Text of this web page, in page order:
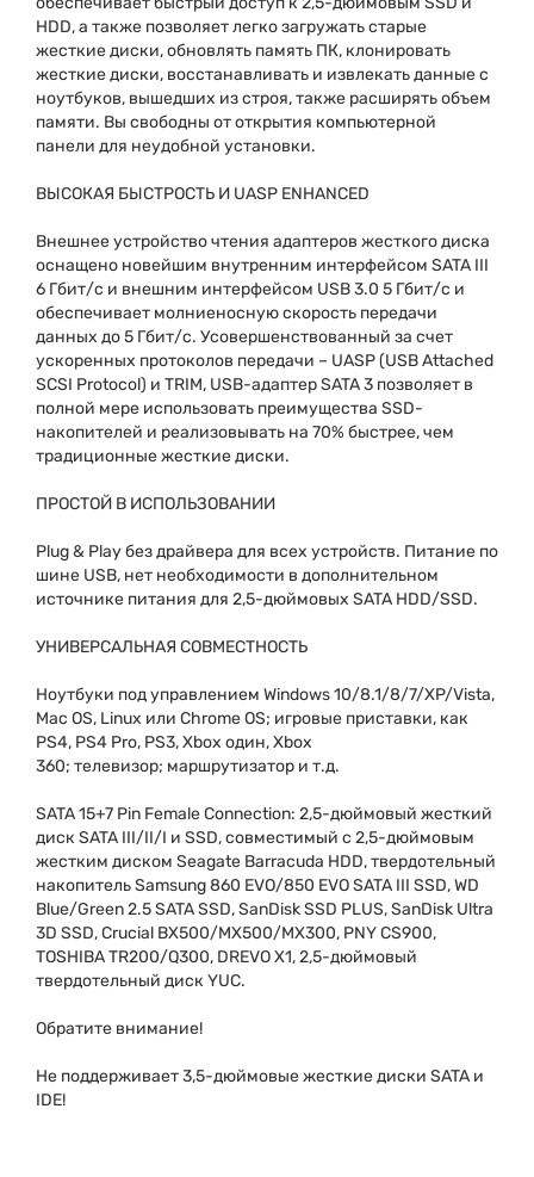
HDD, а также позволяет легко загружать старые
жесткие диски, обновлять память ПК, клонировать
жесткие диски, восстанавливать и извлекать данные с
ноутбуков, вышедших из строя, также расширять объем
памяти. Вы свободны от открытия компьютерной
панели для неудобной установки.
ВЫСОКАЯ БЫСТРОСТЬ И UASP ENHANCED
Внешнее устройство чтения адаптеров жесткого диска
оснащено новейшим внутренним интерфейсом SATA III
6 Гбит/с и внешним интерфейсом USB 3.0 5 Гбит/с и
обеспечивает молниеносную скорость передачи
данных до 5 Гбит/с. Усовершенствованный за счет
ускоренных протоколов передачи – UASP (USB Attached
SCSI Protocol) и TRIM, USB-адаптер SATA 3 позволяет в
полной мере использовать преимущества SSD-
накопителей и реализовывать на 70% быстрее, чем
традиционные жесткие диски.
ПРОСТОЙ В ИСПОЛЬЗОВАНИИ
Plug & Play без драйвера для всех устройств. Питание по
шине USB, нет необходимости в дополнительном
источнике питания для 2,5-дюймовых SATA HDD/SSD.
УНИВЕРСАЛЬНАЯ СОВМЕСТНОСТЬ
Ноутбуки под управлением Windows 10/8.1/8/7/XP/Vista,
Mac OS, Linux или Chrome OS; игровые приставки, как
PS4, PS4 Pro, PS3, Xbox один, Xbox
360; телевизор; маршрутизатор и т.д.
SATA 15+7 Pin Female Connection: 2,5-дюймовый жесткий
диск SATA III/II/I и SSD, совместимый с 2,5-дюймовым
жестким диском Seagate Barracuda HDD, твердотельный
накопитель Samsung 860 EVO/850 EVO SATA III SSD, WD
Blue/Green 2.5 SATA SSD, SanDisk SSD PLUS, SanDisk Ultra
3D SSD, Crucial BX500/MX500/MX300, PNY CS900,
TOSHIBA TR200/Q300, DREVO X1, 2,5-дюймовый
твердотельный диск YUC.
Обратите внимание!
Не поддерживает 3,5-дюймовые жесткие диски SATA и
IDE!